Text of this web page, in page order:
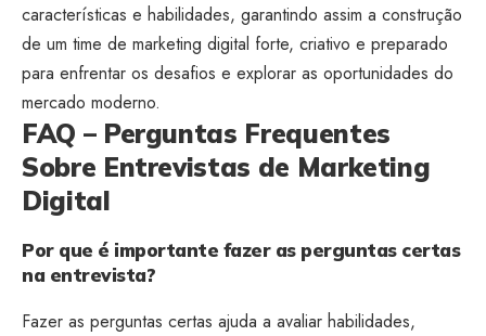
características e habilidades, garantindo assim a construção
de um time de marketing digital forte, criativo e preparado
para enfrentar os desafios e explorar as oportunidades do
mercado moderno.
FAQ – Perguntas Frequentes
Sobre Entrevistas de Marketing
Digital
Por que é importante fazer as perguntas certas
na entrevista?
Fazer as perguntas certas ajuda a avaliar habilidades,